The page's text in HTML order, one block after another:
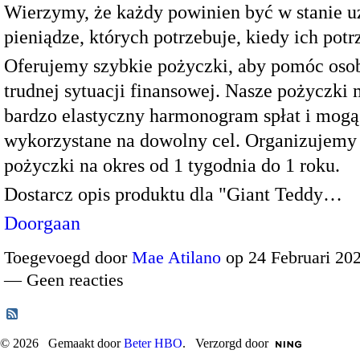
Wierzymy, że każdy powinien być w stanie
pieniądze, których potrzebuje, kiedy ich
Oferujemy szybkie pożyczki, aby pomóc
trudnej sytuacji finansowej. Nasze pożyczki
bardzo elastyczny harmonogram spłat i
wykorzystane na dowolny cel.
pożyczki na okres od 1 tygodnia do 1 roku.
Dostarcz opis produktu dla "Giant Teddy…
Doorgaan
Toegevoegd door Mae Atilano op 24 Februari
— Geen reacties
© 2026 Gemaakt doorBeter HBO. Verzorgd door